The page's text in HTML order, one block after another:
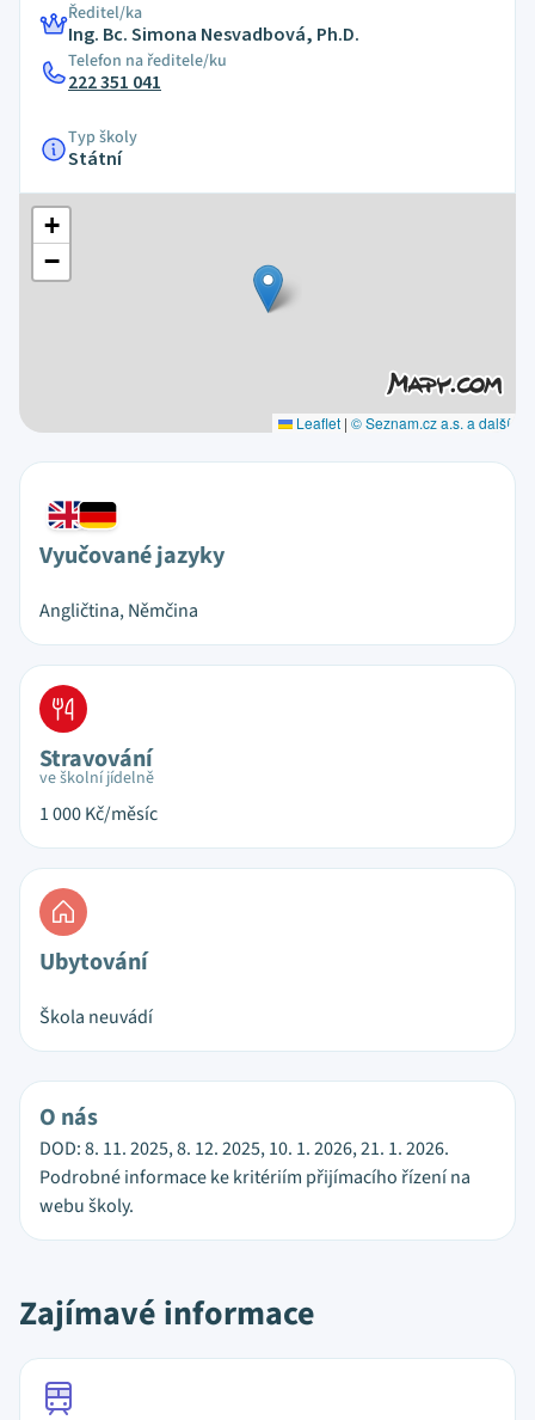
Ředitel/ka
Ing. Bc. Simona Nesvadbová, Ph.D.
Telefon na ředitele/ku
222 351 041
Typ školy
Státní
+
−
Leaflet | © Seznam.cz a.s. a další
Vyučované jazyky
Angličtina, Němčina
Stravování
ve školní jídelně
1 000Kč/měsíc
Ubytování
Škola neuvádí
O nás
DOD: 8. 11. 2025, 8. 12. 2025, 10. 1. 2026, 21. 1. 2026.
Podrobné informace ke kritériím přijímacího řízení na
webu školy.
Zajímavé informace